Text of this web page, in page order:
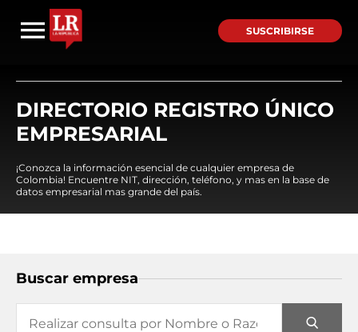
SUSCRIBIRSE
DIRECTORIO REGISTRO ÚNICO
EMPRESARIAL
¡Conozca la información esencial de cualquier empresa de
Colombia! Encuentre NIT, dirección, teléfono, y mas en la base de
datos empresarial mas grande del país.
Buscar empresa